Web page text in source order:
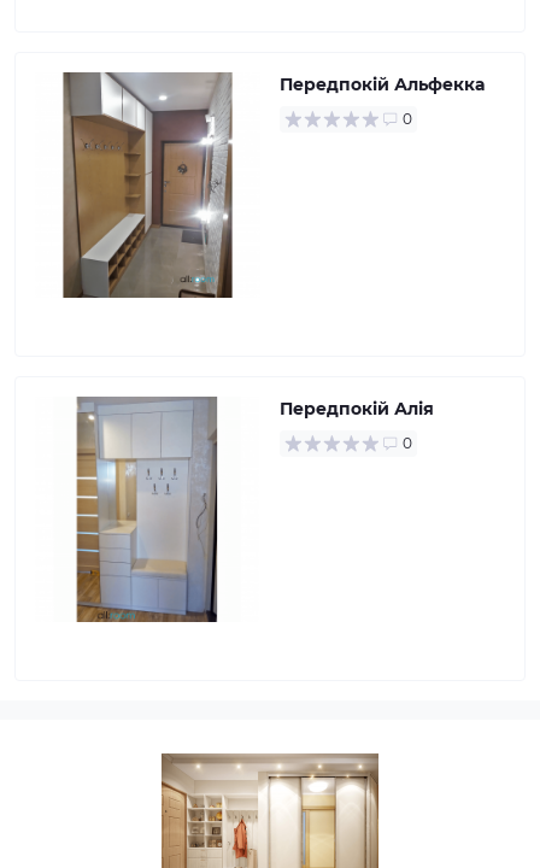
Передпокій Альфекка
0
Передпокій Алія
0